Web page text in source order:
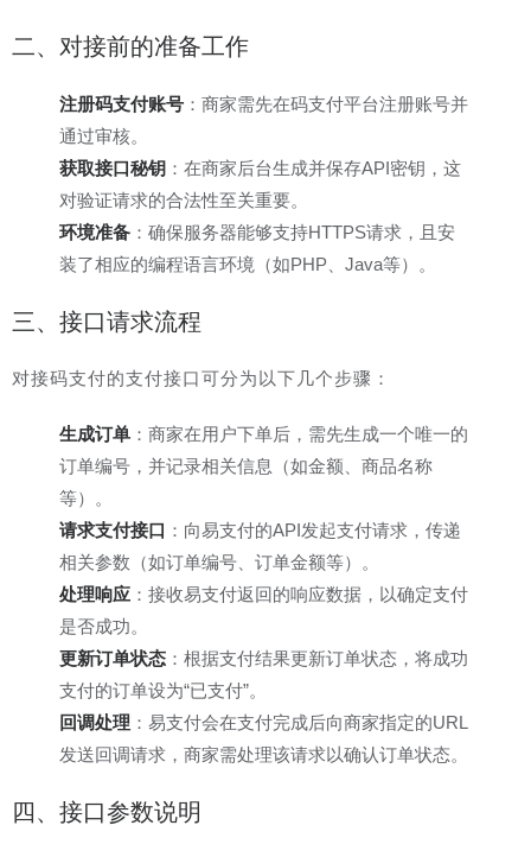
二、对接前的准备工作
注册码支付账号 ：商家需先在码支付平台注册账号并
通过审核。
获取接口秘钥 ：在商家后台生成并保存API密钥，这
对验证请求的合法性至关重要。
环境准备 ：确保服务器能够支持HTTPS请求，且安
装了相应的编程语言环境（如PHP、Java等）。
三、接口请求流程
对接码支付的支付接口可分为以下几个步骤：
生成订单 ：商家在用户下单后，需先生成一个唯一的
订单编号，并记录相关信息（如金额、商品名称
等）。
请求支付接口 ：向易支付的API发起支付请求，传递
相关参数（如订单编号、订单金额等）。
处理响应 ：接收易支付返回的响应数据，以确定支付
是否成功。
更新订单状态 ：根据支付结果更新订单状态，将成功
支付的订单设为“已支付”。
回调处理 ：易支付会在支付完成后向商家指定的URL
发送回调请求，商家需处理该请求以确认订单状态。
四、接口参数说明